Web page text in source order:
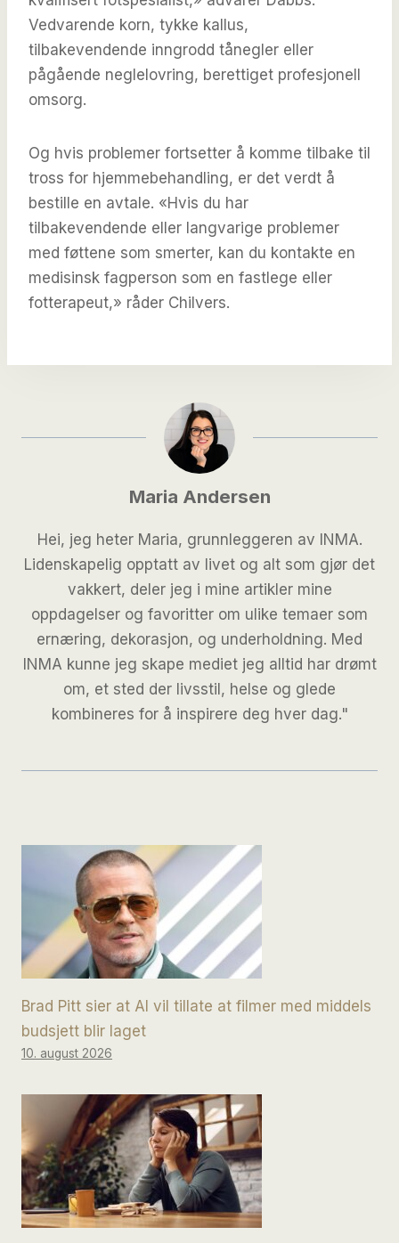
Vedvarende korn, tykke kallus,
tilbakevendende inngrodd tånegler eller
pågående neglelovring, berettiget profesjonell
omsorg.
Og hvis problemer fortsetter å komme tilbake til
tross for hjemmebehandling, er det verdt å
bestille en avtale. «Hvis du har
tilbakevendende eller langvarige problemer
med føttene som smerter, kan du kontakte en
medisinsk fagperson som en fastlege eller
fotterapeut,» råder Chilvers.
Maria Andersen
Hei, jeg heter Maria, grunnleggeren av INMA.
Lidenskapelig opptatt av livet og alt som gjør det
vakkert, deler jeg i mine artikler mine
oppdagelser og favoritter om ulike temaer som
ernæring, dekorasjon, og underholdning. Med
INMA kunne jeg skape mediet jeg alltid har drømt
om, et sted der livsstil, helse og glede
kombineres for å inspirere deg hver dag."
Brad Pitt sier at AI vil tillate at filmer med middels
budsjett blir laget
10. august 2026